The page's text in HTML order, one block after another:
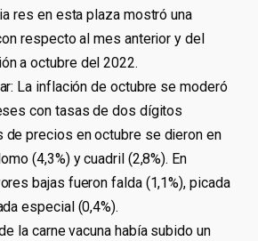
res en esta plaza mostró una
respecto al mes anterior y del
a octubre del 2022.
La inflación de octubre se moderó
con tasas de dos dígitos
de precios en octubre se dieron en
(4,3%) y cuadril (2,8%). En
bajas fueron falda (1,1%), picada
especial (0,4%).
la carne vacuna había subido un